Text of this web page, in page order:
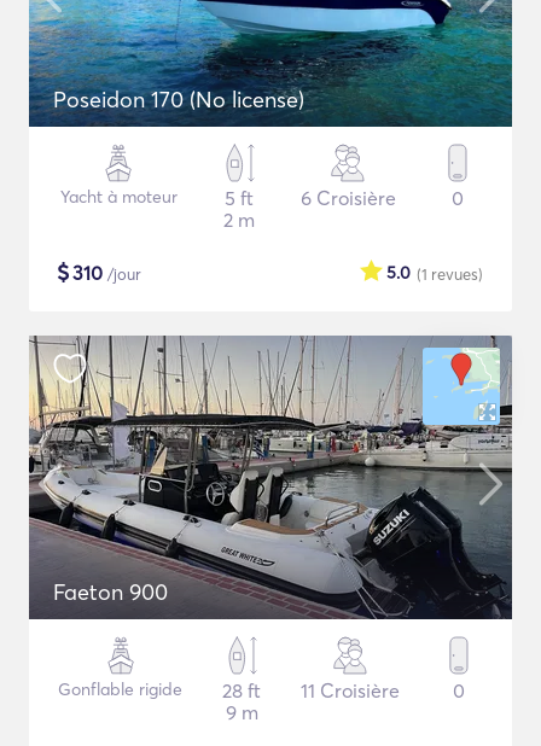
Poseidon 170 (No license)
Yacht à moteur
5 ft
2 m
6 Croisière 0
$310 /jour (1 revues)
5.0
Faeton 900
Gonflable rigide
28 ft
9 m
11 Croisière 0